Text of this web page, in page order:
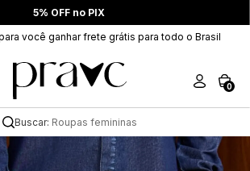
5% OFF no PIX
você ganhar frete grátis para todo o Brasil
0
Buscar: Roupas femininas